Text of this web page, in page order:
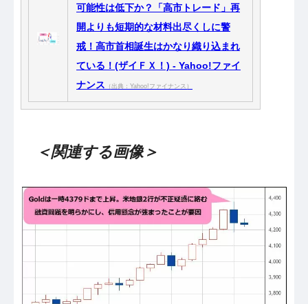
可能性は低下か？「高市トレード」再
開よりも短期的な材料出尽くしに警
戒！高市首相誕生はかなり織り込まれ
ている！(ザイＦＸ！) - Yahoo!ファイ
ナンス （出典：Yahoo!ファイナンス）
＜関連する画像＞